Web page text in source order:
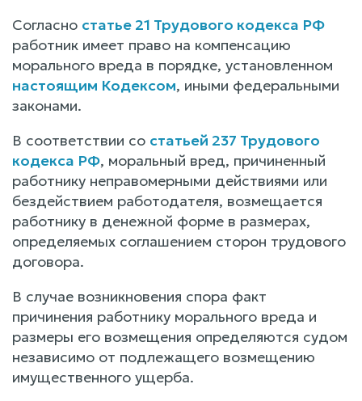
Согласно статье 21 Трудового кодекса РФ
работник имеет право на компенсацию
морального вреда в порядке, установленном
настоящим Кодексом, иными федеральными
законами.
В соответствии со статьей 237 Трудового
кодекса РФ, моральный вред, причиненный
работнику неправомерными действиями или
бездействием работодателя, возмещается
работнику в денежной форме в размерах,
определяемых соглашением сторон трудового
договора.
В случае возникновения спора факт
причинения работнику морального вреда и
размеры его возмещения определяются судом
независимо от подлежащего возмещению
имущественного ущерба.